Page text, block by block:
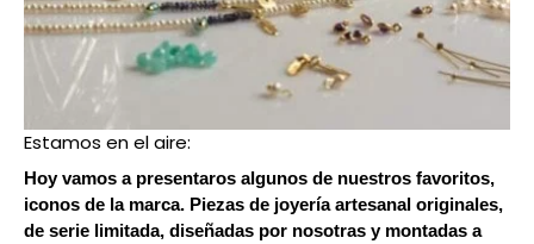
Estamos en el aire:
Hoy vamos a presentaros algunos de nuestros favoritos,
iconos de la marca. Piezas de joyería artesanal originales,
de serie limitada, diseñadas por nosotras y montadas a